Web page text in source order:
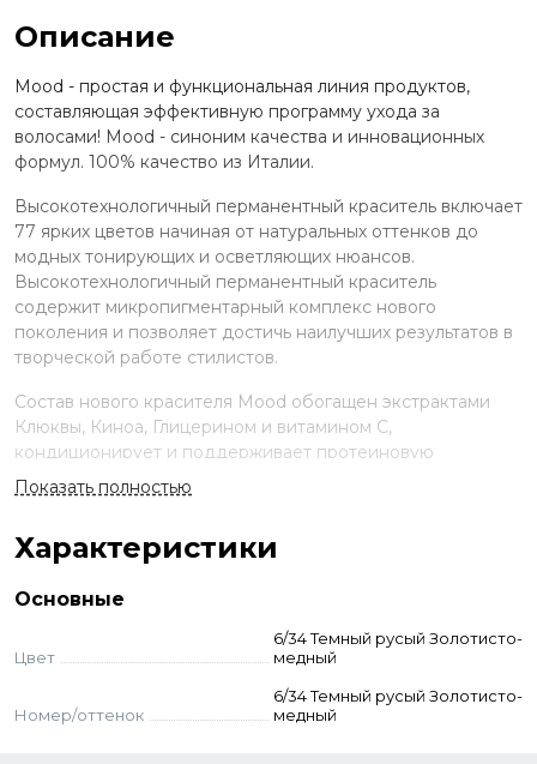
Описание
Mood - простая и функциональная линия продуктов,
составляющая эффективную программу ухода за
волосами! Mood - синоним качества и инновационных
формул. 100% качество из Италии.
Высокотехнологичный перманентный краситель включает
77 ярких цветов начиная от натуральных оттенков до
модных тонирующих и осветляющих нюансов.
Высокотехнологичный перманентный краситель
содержит микропигментарный комплекс нового
поколения и позволяет достичь наилучших результатов в
творческой работе стилистов.
Состав нового красителя Mood обогащен экстрактами
Клюквы, Киноа, Глицерином и витамином С,
кондиционирует и поддерживает протеиновую
структуру волос, сохраняя естественный гидробаланс,
наполняя твои волосы энергией. Мощные клюквенные
современного молодежномыслящего человека по
Смешайте краску и оксид в неметаллической ёмкости.
Нанесите на волосы, выдержите указанное время.
Смойте с шампунем и кондиционером для окрашенных
Показать полностью
Характеристики
Основные
Цвет
6/34 Темный русый Золотисто-
медный
Номер/оттенок
6/34 Темный русый Золотисто-
медный